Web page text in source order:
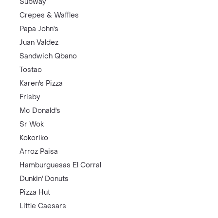
Crepes & Waffles
Papa John's
Juan Valdez
Sandwich Qbano
Tostao
Karen's Pizza
Frisby
Mc Donald's
Sr Wok
Kokoriko
Arroz Paisa
Hamburguesas El Corral
Dunkin' Donuts
Pizza Hut
Little Caesars